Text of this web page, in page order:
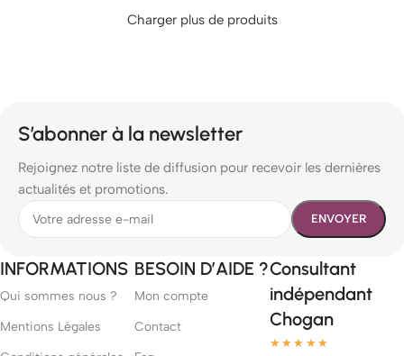
Chargement…
S’abonner à la newsletter
Rejoignez notre liste de diffusion pour recevoir les dernières
actualités et promotions.
INFORMATIONS
Qui sommes nous ?
Mentions Légales
BESOIN D’AIDE ?
Mon compte
Contact
Consultant
indépendant
Chogan
★★★★★